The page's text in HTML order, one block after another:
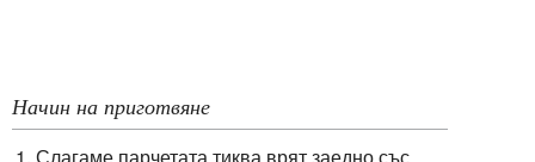
Начин на приготвяне
Слагаме парчетата тиква врят заедно със